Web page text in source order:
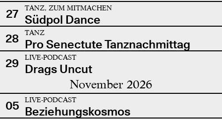
27 TANZ, ZUM MITMACHEN
Südpol Dance
28
TANZ
Pro Senectute Tanznachmittag
29
LIVE-PODCAST
Drags Uncut
November 2026
05 LIVE-PODCAST
Beziehungskosmos